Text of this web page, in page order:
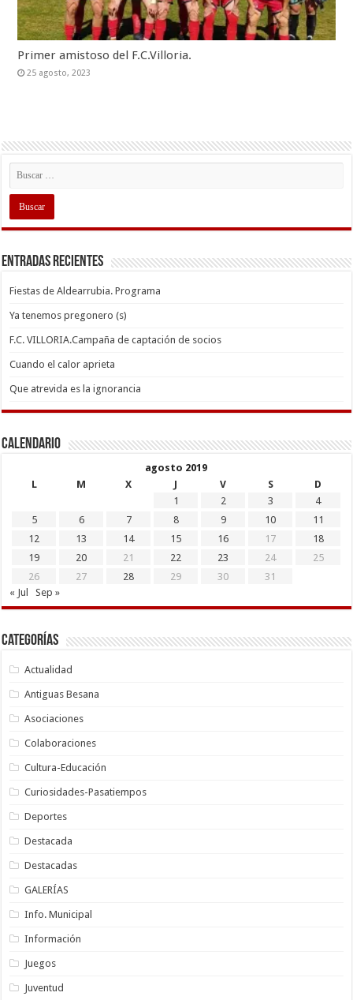
Primer amistoso del F.C.Villoria.
25 agosto, 2023
Entradas recientes
Fiestas de Aldearrubia. Programa
Ya tenemos pregonero (s)
F.C. VILLORIA.Campaña de captación de socios
Cuando el calor aprieta
Que atrevida es la ignorancia
Calendario
agosto 2019
L
M X J V S
D
1
2 3
4
5
6 7 8 9 10
11
12
13 14 15 16 17
18
19
20 21 22 23 24
25
26
27 28 29 30
31
« Jul
Sep »
Categorías
Actualidad
Antiguas Besana
Asociaciones
Colaboraciones
Cultura-Educación
Curiosidades-Pasatiempos
Deportes
Destacada
Destacadas
GALERÍAS
Info. Municipal
Información
Juegos
Juventud